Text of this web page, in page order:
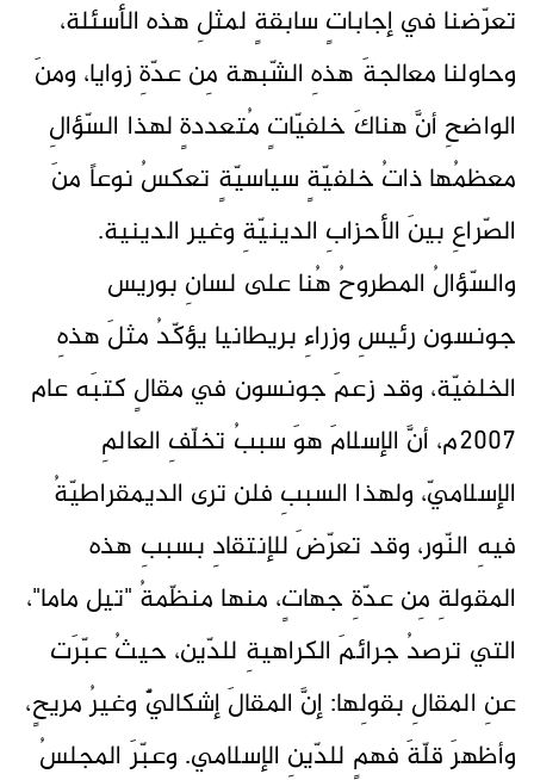
تعرّضنا في إجاباتٍ سابقةٍ لمثلِ هذه الأسئلة،
وحاولنا معالجةَ هذهِ الشّبهة مِن عدّةِ زوايا، ومنَ
الواضحِ أنَّ هناكَ خلفيّاتٍ مُتعددةٍ لهذا السّؤالِ
معظمُها ذاتُ خلفيّةٍ سياسيّةٍ تعكسُ نوعاً منَ
الصّراعِ بينَ الأحزابِ الدينيّةِ وغير الدينية.
والسّؤالُ المطروحُ هُنا على لسانِ بوريس
جونسون رئيسِ وزراءِ بريطانيا يؤكّدُ مثلَ هذهِ
الخلفيّة، وقد زعمَ جونسون في مقالٍ كتبَه عام
2007م، أنَّ الإسلامَ هوَ سببُ تخلّفِ العالمِ
الإسلاميّ، ولهذا السببِ فلن ترى الديمقراطيّةُ
فيهِ النّور، وقد تعرّضَ للإنتقادِ بسببِ هذه
المقولةِ مِن عدّةِ جهاتٍ، منها منظّمةُ "تيل ماما"،
التي ترصدُ جرائمَ الكراهيةِ للدّين، حيثُ عبّرَت
عنِ المقالِ بقولِها: إنَّ المقالَ إشكاليٌّ وغيرُ مريحٍ،
وأظهرَ قلّةَ فهمٍ للدّينِ الإسلامي. وعبّرَ المجلسُ